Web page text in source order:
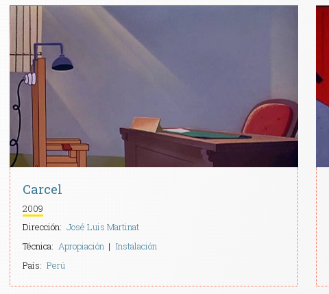
Carcel
2009
Dirección: José Luis Martinat
Técnica: Apropiación
Instalación
País: Perú